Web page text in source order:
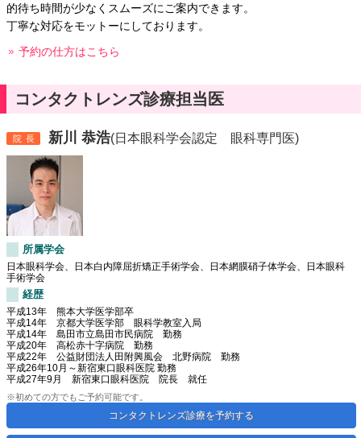
的待ち時間が少なくスムーズにご案内できます。
丁寧な対応をモットーにしております。
予約の仕方はこちら
コンタクトレンズ診療担当医
院長 新川 恭浩(日本眼科学会認定 眼科専門医)
所属学会
日本眼科学会、日本白内障屈折矯正手術学会、日本網膜硝子体学会、日本眼科
手術学会
経歴
平成13年 熊本大学医学部卒
平成14年 京都大学医学部 眼科学教室入局
平成14年 島田市立島田市民病院 勤務
平成20年 高松赤十字病院 勤務
平成22年 公益財団法人田附興風会 北野病院 勤務
平成26年10月～新宿東口眼科医院 勤務
平成27年9月 新宿東口眼科医院 院長 就任
※初めての方でもご予約可能です。
コンタクトレンズ診療を予約する